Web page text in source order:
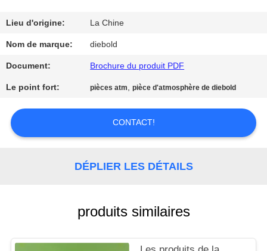
DE
QUALITÉ
CONTACTEZ-
NOUS
NOUVELLES
CITATION
Lieu d'origine: La Chine
Nom de marque: diebold
Document: Brochure du produit PDF
Le point fort: pièces atm,pièce d'atmosphère de diebold
CONTACT!
DÉPLIER LES DÉTAILS
produits similaires